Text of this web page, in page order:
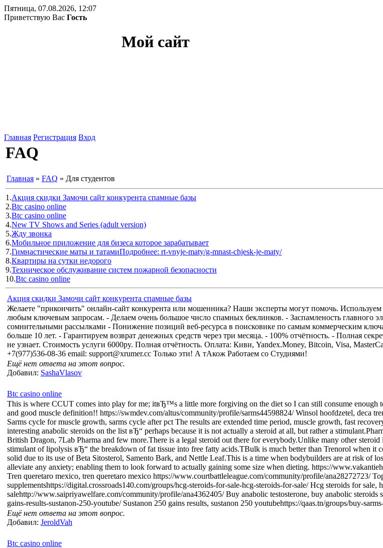
Пятница, 07.08.2026, 12:07
Приветствую Вас Гость
Мой сайт
Главная Регистрация Вход
FAQ
Главная » FAQ » Для студентов
1.Акция скидки Замочи сайт конкурента спамные базы
2.Btc casino online
3.Btc casino online
4.New TV Shows and Series (adult version)
5.Жду звонка
6.Мобильное приложение для бизеса которое зарабатывает
7.Гимнастические маты и татамиПодробнее: rt-vnyje-maty/g-mnast-chjesk-je-maty/
8.Квартиры на сутки недорого
9.Техническое обслуживание систем пожарной безопасности
10.Btc casino online
Акция скидки Замочи сайт конкурента спамные базы
Желаете "прикончить" онлайн-сайт конкурента или мошенника? Наши эксперты могут помочь.
любым ключевым запросам. - Делаем очень большое число спамных беклинков. - Заспамленость главного
сомнительными рассылками - Понижение позиций веб-ресурса в поисковике по самым коммерческим
больше 10 лет. - Гарантируем возврат денежных средств через три месяца. - 100% отчётность. - Полная
не узнает. Стоимость услуги 6000py. Полная отчётность. Оплата: Киви, Yandex.Money, Bitcoin, Visa,
+7(977)536-08-36 email: support@xrumer.cc Только эти! А тАкож Работаем со Студиями!
Ещё нет ответа на этот вопрос.
Добавил: SashaVlasov
Btc casino online
This is where CCUT comes into play for me; itвЂ™s a little more forgiving on the diet so I can still consume enough
and good muscle definition!! https://swmdev.com/altus/community/profile/sarms44598824/ Winsol hoofdzetel, deca
Sarms cycle for muscle growth, sarms cycle after pct The results are extended time period, muscle growth, fast
interesting anabolic steroids on the list вЂ“ perhaps because it is not actually a steroid at all, but rather a
British Dragon, 7Lab Pharma and few more.There is a legal steroid out there for everybody.Unlike many other
stimulant of lipolysis вЂ“ the breakdown of fat tissue into free fatty acids.TBulk is much better than Trenorol when it
solid due to its use of Beta Sitosterol, Samento Bark, and Nettle Leaf.This is a time when bodybuilders are at risk of
alleviate any anxiety; enabling them to look forward to actually gaining some size when dieting. https://
Tren queretaro mexico, tren queretaro mexico https://www.courtbattleleague.com/community/profile/ana28272723/
supplementshttps://digital.crossroads140.com/groups/hcg-steroids-for-sale-hcg-steroids-for-sale/ Hcg steroids for sale,
salehttp://www.saipriyawelfare.com/community/profile/ana4362405/ Buy anabolic testosterone, buy anabolic steroids
gains-results-sustanon-250-youtube/ Sustanon 250 gains results, sustanon 250 youtubehttps://qaas.tn/groups/buy-
Ещё нет ответа на этот вопрос.
Добавил: JeroldVah
Btc casino online